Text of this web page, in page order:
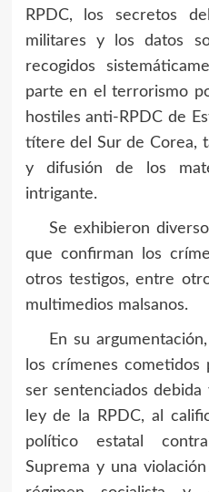
RPDC, los secretos
militares y los datos
recogidos
parte en el terrorismo
hostiles anti-RPDC de
títere del Sur de Corea,
y difusión de los
intrigante.
Se exhibieron
que confirman los
otros testigos, entre
multimedios malsanos.
En su
los crímenes cometidos
ser sentenciados
ley de la RPDC, al
político estatal
Suprema y una